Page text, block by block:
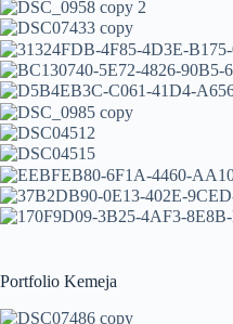
Portfolio Kemeja